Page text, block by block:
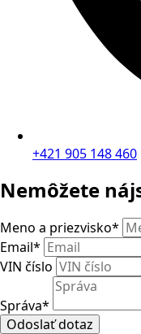
+421 905 148 460
Nemôžete
Meno a priezvisko*
Email*
VIN číslo
Správa*
Odoslať dotaz